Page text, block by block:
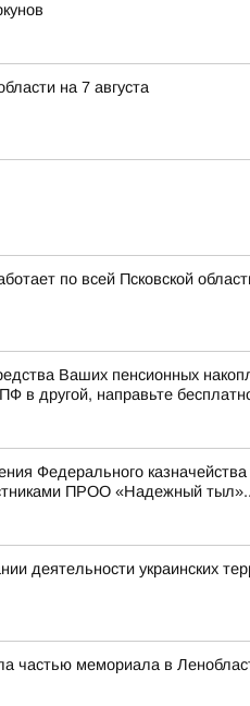
на 7 августа
по всей Псковской
Ваших пенсионных
в другой, направьте
Федерального
ПРОО «Надежный
деятельности украинских
частью мемориала в